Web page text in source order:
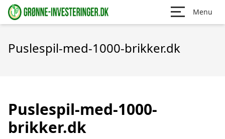
Menu
Puslespil-med-1000-brikker.dk
Puslespil-med-1000-
brikker.dk